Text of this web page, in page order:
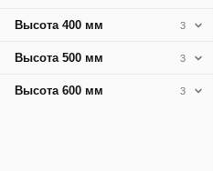
Высота 400 мм 3
Высота 500 мм 3
Высота 600 мм 3